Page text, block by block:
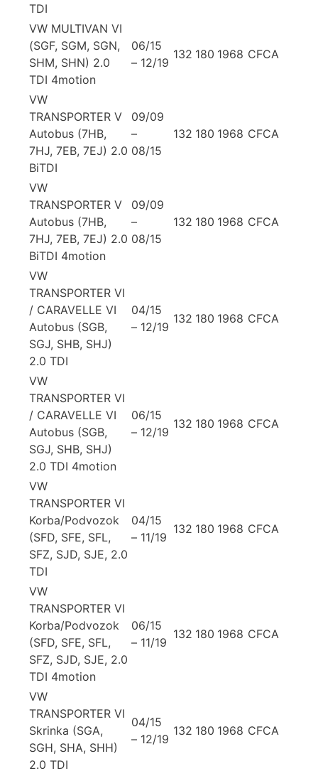
TDI
VW MULTIVAN VI
(SGF, SGM, SGN,
SHM, SHN) 2.0
TDI 4motion
06/15
– 12/19
132 180 1968 CFCA
VW
TRANSPORTER V
Autobus (7HB,
7HJ, 7EB, 7EJ) 2.0
BiTDI
09/09
–
08/15
132 180 1968 CFCA
VW
TRANSPORTER V
Autobus (7HB,
7HJ, 7EB, 7EJ) 2.0
BiTDI 4motion
09/09
–
08/15
132 180 1968 CFCA
VW
TRANSPORTER VI
/ CARAVELLE VI
Autobus (SGB,
SGJ, SHB, SHJ)
2.0 TDI
04/15
– 12/19
132 180 1968 CFCA
VW
TRANSPORTER VI
/ CARAVELLE VI
Autobus (SGB,
SGJ, SHB, SHJ)
2.0 TDI 4motion
06/15
– 12/19
132 180 1968 CFCA
VW
TRANSPORTER VI
Korba/Podvozok
(SFD, SFE, SFL,
SFZ, SJD, SJE, 2.0
TDI
04/15
– 11/19
132 180 1968 CFCA
VW
TRANSPORTER VI
Korba/Podvozok
(SFD, SFE, SFL,
SFZ, SJD, SJE, 2.0
TDI 4motion
06/15
– 11/19
132 180 1968 CFCA
VW
TRANSPORTER VI
Skrinka (SGA,
SGH, SHA, SHH)
2.0 TDI
04/15
– 12/19
132 180 1968 CFCA